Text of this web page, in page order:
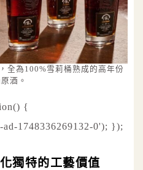
全為100%雪莉桶熟成的高年份
酒。
{
1748336269132-0'); });
獨特的工藝價值